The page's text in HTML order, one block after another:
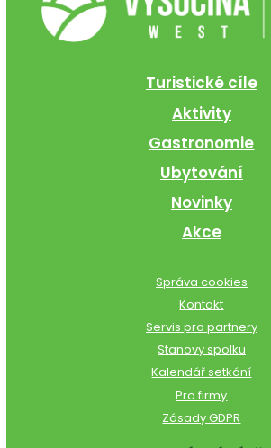
Turistické cíle
Aktivity
Gastronomie
Ubytování
Novinky
Akce
Správa cookies
Kontakt
Servis pro partnery
Stanovy spolku
Kalendář setkání
Pro firmy
Zásady GDPR